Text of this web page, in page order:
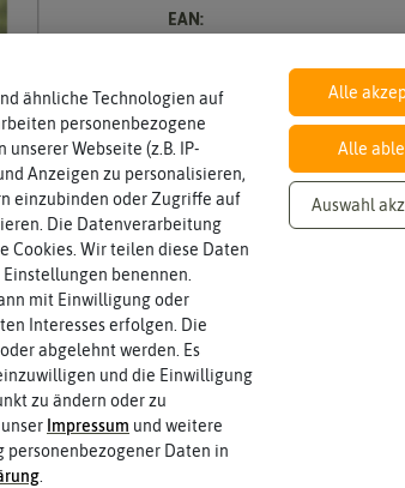
EAN:
Inhalt
0,25 g Wie viel ist
Blütenfarbe
violett
Wie ist die Blüte eingefärbt? Kann
sein.
ähnliche Technologien auf
personenbezogene
unserer Webseite (z.B. IP-
Anzeigen zu personalisieren,
einzubinden oder Zugriffe auf
Die Datenverarbeitung
Cookies. Wir teilen diese Daten
benennen.
mit Einwilligung oder
Interesses erfolgen. Die
abgelehnt werden. Es
und die Einwilligung
zu ändern oder zu
Impressum und weitere
personenbezogener Daten in
.
Alle
Alle
Auswahl